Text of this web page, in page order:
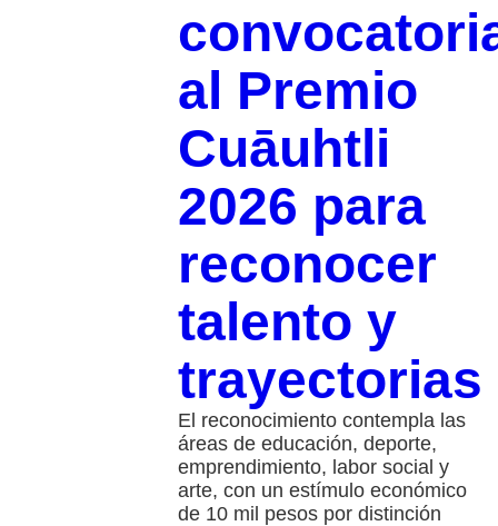
al Premio
Cuāuhtli
2026 para
reconocer
talento y
trayectorias
El reconocimiento contempla las
áreas de educación, deporte,
emprendimiento, labor social y
arte, con un estímulo económico
de 10 mil pesos por distinción